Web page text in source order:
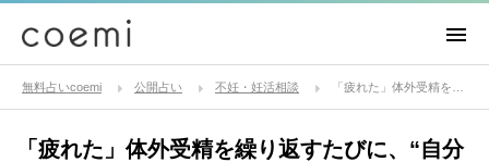
無料占いcoemi 公開占い 不妊・妊活相談
「疲れた」体外受精を繰り返すたびに、“自分